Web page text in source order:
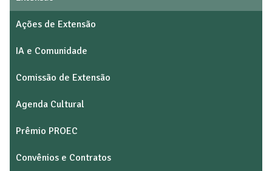
Ações de Extensão
IA e Comunidade
Comissão de Extensão
Agenda Cultural
Prêmio PROEC
Convênios e Contratos